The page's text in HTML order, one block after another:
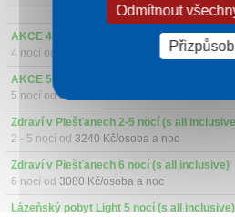
AKCE 4=3 - 1 noc ZDARMA (s all inclusive)
4 noci od
AKCE 5=4 - 1 noc ZDARMA (s all inclusive)
5 nocí od2518 Kč/osoba a noc
Zdraví v Piešťanech 2-5 nocí (s all
2 - 5 nocí od 3240 Kč/osoba a noc
Zdraví v Piešťanech 6 nocí (s all inclusive)
6 nocí od 3080 Kč/osoba a noc
Lázeňský pobyt Light 5 nocí (s all inclusive)
Odmítnout